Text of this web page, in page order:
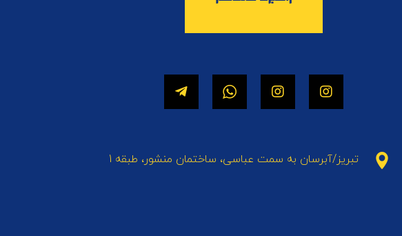
تبریز/آبرسان به سمت عباسی، ساختمان منشور، طبقه 1